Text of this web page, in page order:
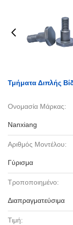
Τμήματα Διπλής
Ονομασία Μάρκας:
Nanxiang
Αριθμός Μοντέλου:
Γύρισμα
Τροποποιημένο:
Διαπραγματεύσιμα
Τιμή: